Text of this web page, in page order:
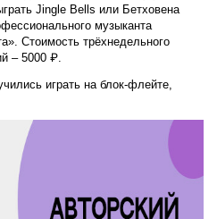
Jingle Bells или Бетховена
музыканта
Стоимость трёхнедельного
– 5000 ₽.
играть на блок-флейте,